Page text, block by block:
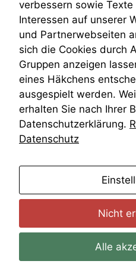
Wiederherstellungsanordnung
Zivilprozessordnung
ZPO
Zustellfiktion
Zuständigkeit
Öffentliches Personalrecht
Öffentlichkeitsprinzip
verbessern sowie
Interessen auf unserer
und Partnerwebseiten
sich die Cookies durch
Gruppen anzeigen
eines Häkchens
ausgespielt werden.
erhalten Sie nach Ihrer
Datenschutzerklärung.
Datenschutz
Nicht
Alle